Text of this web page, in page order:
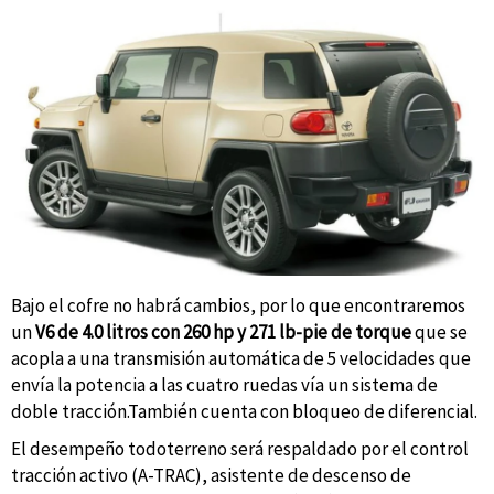
Bajo el cofre no habrá cambios, por lo que encontraremos
unV6 de 4.0 litros con 260 hp y 271 lb-pie de torqueque se
acopla a una transmisión automática de 5 velocidades que
envía la potencia a las cuatro ruedas vía un sistema de
doble tracción.También cuenta con bloqueo de diferencial.
El desempeño todoterreno será respaldado por el control
tracción activo (A-TRAC), asistente de descenso de